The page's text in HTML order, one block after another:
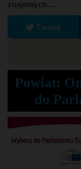
znajomych....
Tweet
Powiat:
do